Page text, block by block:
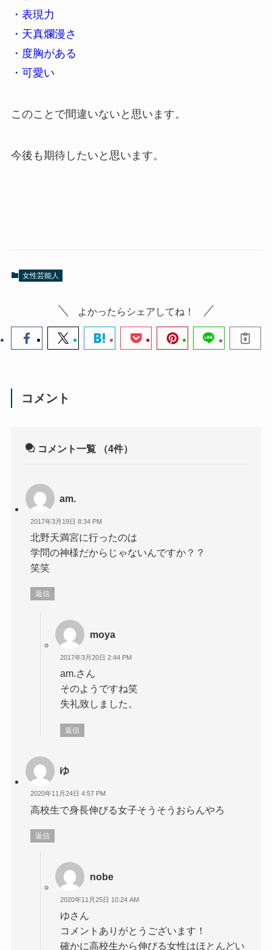
・表現力
・天真爛漫さ
・度胸がある
・可愛い
このことで間違いないと思います。
今後も期待したいと思います。
女性芸能人
よかったらシェアしてね！
コメント
コメント一覧 （4件）
am.
2017年3月19日 8:34 PM
北野天満宮に行ったのは
学問の神様だからじゃないんですか？？
笑笑
返信
moya
2017年3月20日 2:44 PM
am.さん
そのようですね笑
失礼致しました。
返信
ゆ
2020年11月24日 4:57 PM
高校生で身長伸びる女子そうそうおらんやろ
返信
nobe
2020年11月25日 10:24 AM
ゆさん
コメントありがとうございます！
確かに高校生から伸びる女性はほとんどい